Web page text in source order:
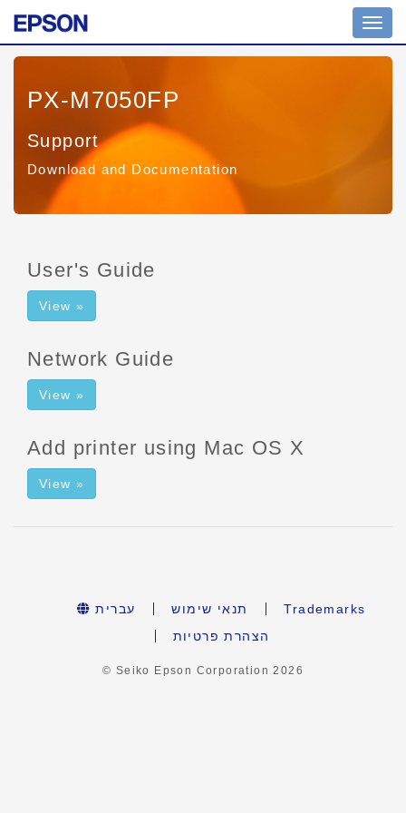
PX-M7050FP
Support
Download and Documentation
User's Guide
View »
Network Guide
View »
Add printer using Mac OS X
View »
עברית תנאי שימוש
Trademarks
הצהרת פרטיות
© Seiko Epson Corporation2026